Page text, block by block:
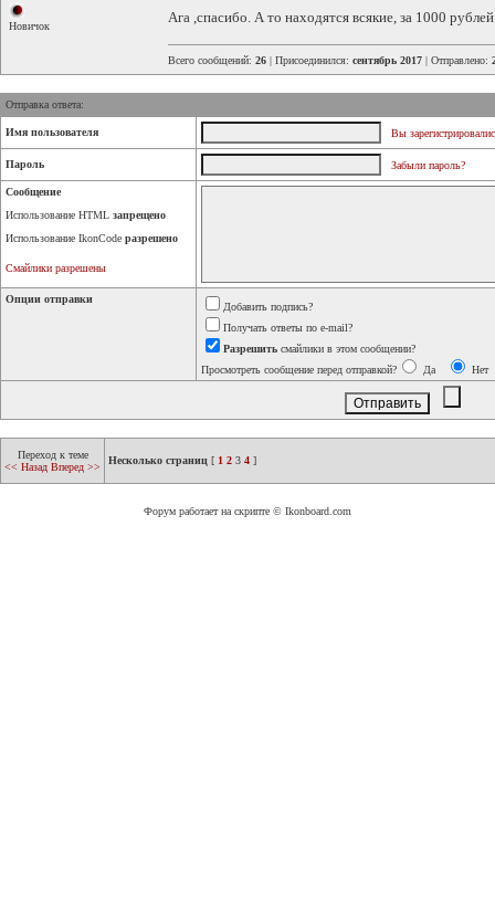
Новичок
Ага ,спасибо. А то находятся всякие, за 1000
Всего сообщений: 26 | Присоединился: сентябрь 2017 | Отправлено:
Отправка ответа:
Имя пользователя Вы
Пароль Забыли пароль?
Сообщение
Использование HTML запрещено
Использование IkonCode разрешено
Смайлики разрешены
Опции отправки
Добавить подпись?
Получать ответы по e-mail?
Разрешить смайлики в этом сообщении?
Просмотреть сообщение перед отправкой?
Да Нет
Переход к теме
<< Назад Вперед >>
Несколько страниц [ 1 2 3 4 ]
Форум работает на скрипте © Ikonboard.com